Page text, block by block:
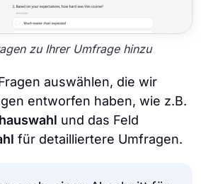
zu Ihrer Umfrage hinzu
auswählen, die wir
entworfen haben, wie z.B.
und das Feld
für detailliertere Umfragen.